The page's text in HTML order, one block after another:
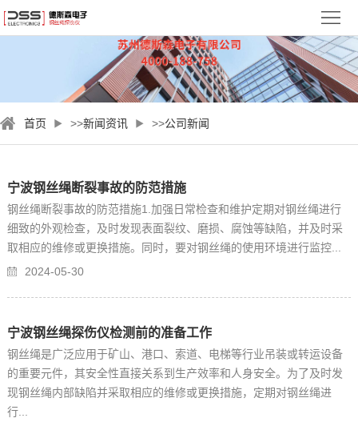
首
德
闻
钢
绳
探
伤
测
案
例
视
频
中
务
支
持
联
我
首页 >>新闻资讯 >>公司新闻
宁波钢丝绳断裂事故的防范措施
钢丝绳断裂事故的防范措施1.加强日常检查和维护定期对钢丝绳进行
细致的外观检查，及时发现表面裂纹、磨损、腐蚀等缺陷，并及时采
取相应的维修或更换措施。同时，要对钢丝绳的使用环境进行监控...
2024-05-30
宁波钢丝绳探伤仪检测前的准备工作
钢丝绳是广泛应用于矿山、港口、索道、电梯等行业吊装或转运设备
的重要元件，其安全性直接关系到生产效率和人身安全。为了及时发
现钢丝绳内部缺陷并采取相应的维修或更换措施，定期对钢丝绳进
行...